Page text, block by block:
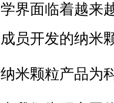
学界面临着越来
成员开发的纳米
纳米颗粒产品为